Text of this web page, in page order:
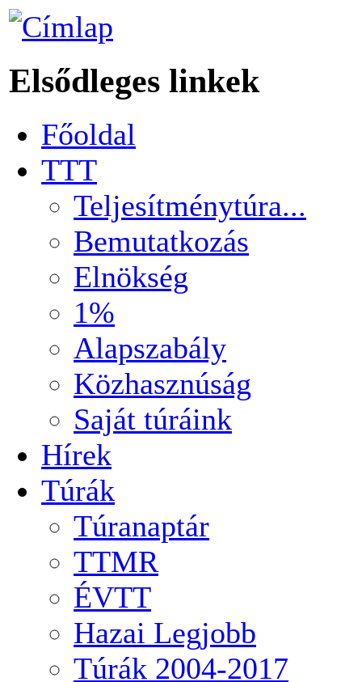
Elsődleges linkek
Főoldal
TTT
Teljesítménytúra...
Bemutatkozás
Elnökség
1%
Alapszabály
Közhasznúság
Saját túráink
Hírek
Túrák
Túranaptár
TTMR
ÉVTT
Hazai Legjobb
Túrák 2004-2017